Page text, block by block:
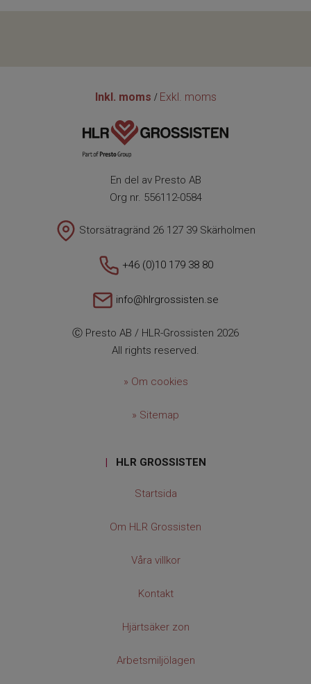
Inkl. moms / Exkl. moms
En del av Presto AB
Org nr. 556112-0584
Storsätragränd 26 127 39 Skärholmen
+46 (0)10 179 38 80
info@hlrgrossisten.se
Ⓒ Presto AB / HLR-Grossisten 2026
All rights reserved.
» Om cookies
» Sitemap
| HLR GROSSISTEN
Startsida
Om HLR Grossisten
Våra villkor
Kontakt
Hjärtsäker zon
Arbetsmiljölagen